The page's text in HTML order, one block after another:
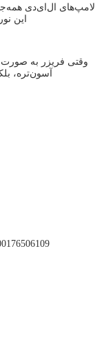
لامپ‌های ال‌ای‌دی
این
وقتی فریزر به صورت
آسون‌تره،
2900176506123, 2900176506185